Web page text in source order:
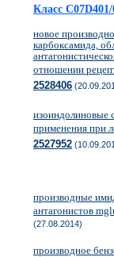
Класс C07D401/
новое
карбоксамида,
отношении
2528406
изоиндолиновые
применения при
2527952
производные
антагонистов
(27.08.2014)
производное